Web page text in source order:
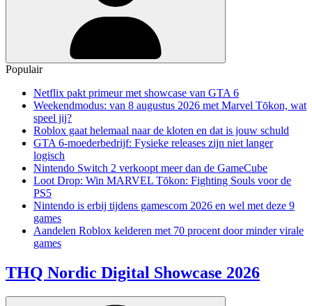
Populair
Netflix pakt primeur met showcase van GTA 6
Weekendmodus: van 8 augustus 2026 met Marvel Tōkon, wat
speel jij?
Roblox gaat helemaal naar de kloten en dat is jouw schuld
GTA 6-moederbedrijf: Fysieke releases zijn niet langer
logisch
Nintendo Switch 2 verkoopt meer dan de GameCube
Loot Drop: Win MARVEL Tōkon: Fighting Souls voor de
PS5
Nintendo is erbij tijdens gamescom 2026 en wel met deze 9
games
Aandelen Roblox kelderen met 70 procent door minder virale
games
THQ Nordic Digital Showcase 2026